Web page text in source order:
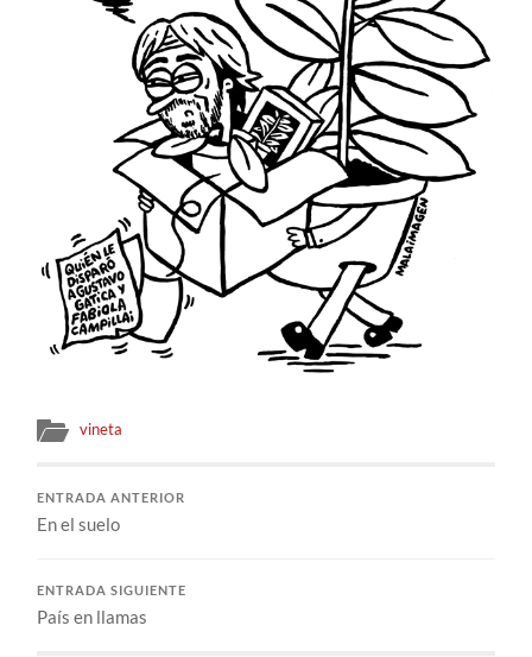
vineta
ENTRADA ANTERIOR
En el suelo
ENTRADA SIGUIENTE
País en llamas